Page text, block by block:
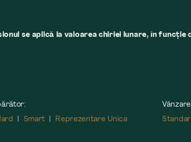
se aplică la valoarea chiriei lunare, în funcție
Smart Reprezentare Unica